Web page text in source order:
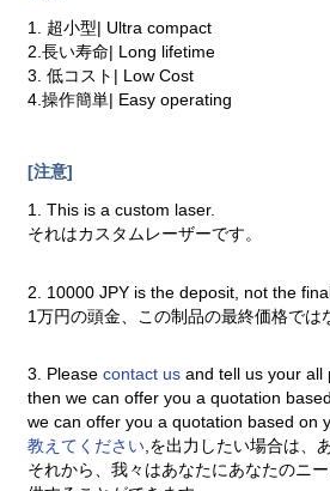
1. 超小型| Ultra compact
2.長い寿命| Long lifetime
3. 低コスト| Low Cost
4.操作簡単| Easy operating
[注意]
1. This is a custom laser.
それはカスタムレーザーです。
2. 10000 JPY is the deposit, not the
1万円の頭金、この制品の最終価格では
3. Pleasecontact usand tell us your all
then we can offer you a quotation
we can offer you a quotation based on
教えてください,を出力したい場合は、
それから、我々はあなたにあなたのニ